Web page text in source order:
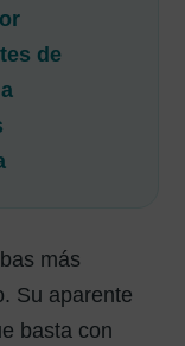
de
más
Su aparente
basta con